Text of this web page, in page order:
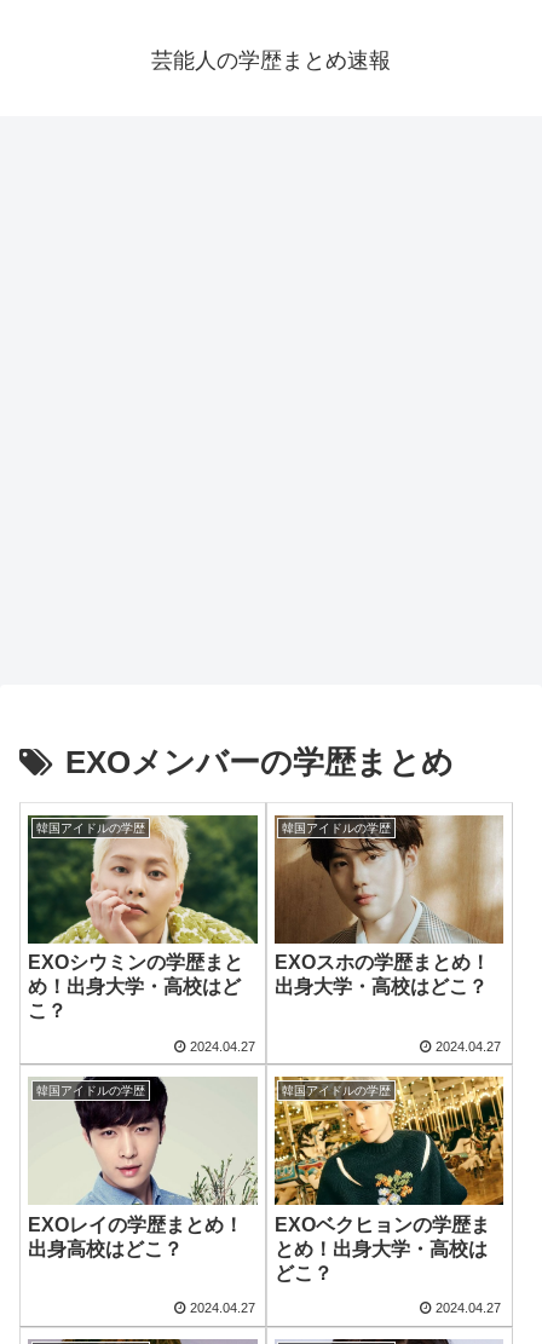
芸能人の学歴まとめ速報
EXOメンバーの学歴まとめ
韓国アイドルの学歴
EXOシウミンの学歴まと
め！出身大学・高校はど
こ？
2024.04.27
韓国アイドルの学歴
EXOスホの学歴まとめ！
出身大学・高校はどこ？
2024.04.27
韓国アイドルの学歴
EXOレイの学歴まとめ！
出身高校はどこ？
2024.04.27
韓国アイドルの学歴
EXOベクヒョンの学歴ま
とめ！出身大学・高校は
どこ？
2024.04.27